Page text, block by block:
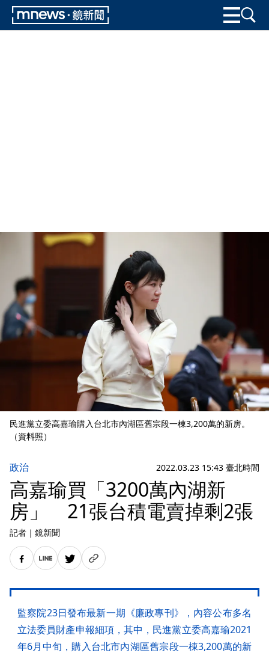
民進黨立委高嘉瑜購入台北市內湖區舊宗段一棟3,200萬的新房。
（資料照）
政治 2022.03.23 15:43 臺北時間
高嘉瑜買「3200萬內湖新
房」 21張台積電賣掉剩2張
記者 ｜ 鏡新聞
監察院23日發布最新一期《廉政專刊》，內容公布多名
立法委員財產申報細項，其中，民進黨立委高嘉瑜2021
年6月中旬，購入台北市內湖區舊宗段一棟3,200萬的新